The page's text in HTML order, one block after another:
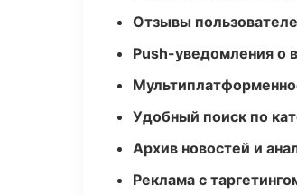
Отзывы
Push-уведомления о
Удобный поиск по
Архив новостей и
Реклама с